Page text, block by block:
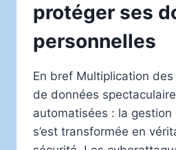
protéger ses
personnelles
En bref Multiplication
de données
automatisées : la
s’est transformée en